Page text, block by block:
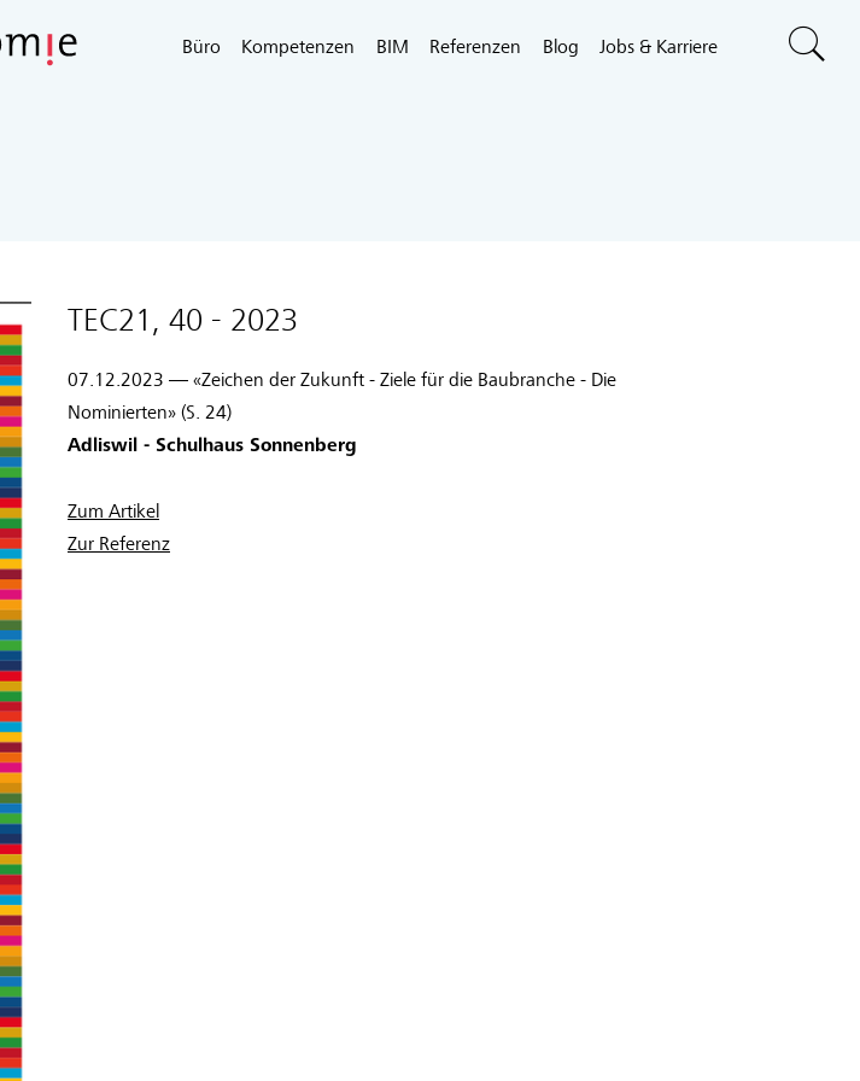
Büro Kompetenzen BIM Referenzen Blog Jobs & Karriere
TEC21, 40 - 2023
07.12.2023 — «Zeichen der Zukunft - Ziele für die Baubranche - Die
Nominierten» (S. 24)
Adliswil - Schulhaus Sonnenberg
Zum Artikel
Zur Referenz